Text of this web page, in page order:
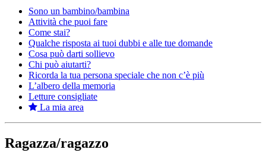
Sono un bambino/bambina
Attività che puoi fare
Come stai?
Qualche risposta ai tuoi dubbi e alle tue domande
Cosa può darti sollievo
Chi può aiutarti?
Ricorda la tua persona speciale che non c’è più
L’albero della memoria
Letture consigliate
La mia area
Ragazza/ragazzo